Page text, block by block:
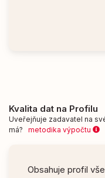
Kvalita dat na Profilu
Uveřejňuje zadavatel na
má? metodika výpočtu
Obsahuje profil